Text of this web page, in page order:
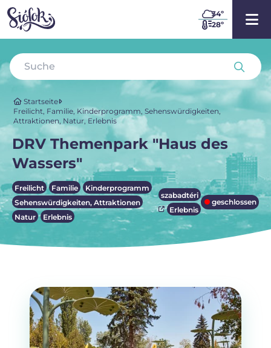
34º
28º
Startseite
Freilicht, Familie, Kinderprogramm, Sehenswürdigkeiten,
Attraktionen, Natur,Erlebnis
DRV Themenpark "Haus des
Wassers"
Freilicht Familie
Kinderprogramm
Sehenswürdigkeiten, Attraktionen
Natur
Erlebnis
szabadtéri
Erlebnis
geschlossen